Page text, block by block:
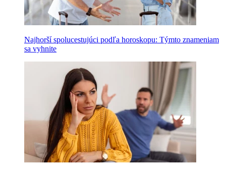
Najhorší spolucestujúci podľa horoskopu: Týmto znameniam
sa vyhnite